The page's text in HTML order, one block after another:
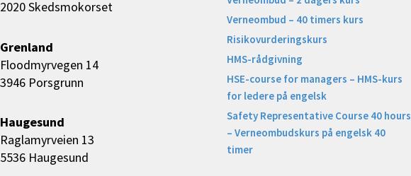
2020 Skedsmokorset
Grenland
Floodmyrvegen 14
3946 Porsgrunn
Haugesund
Raglamyrveien 13
5536 Haugesund
Verneombud – 40 timers kurs
Risikovurderingskurs
HMS-rådgivning
HSE-course for managers – HMS-kurs
for ledere på engelsk
Safety Representative Course 40 hours
– Verneombudskurs på engelsk 40
timer